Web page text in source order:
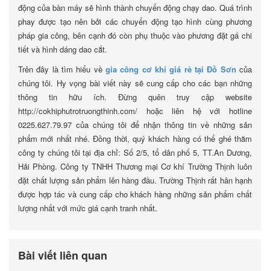
động của bàn máy sẽ hình thành chuyển động chạy dao. Quá trình
phay được tạo nên bởi các chuyển động tạo hình cùng phương
pháp gia công, bên cạnh đó còn phụ thuộc vào phương đặt gá chi
tiết và hình dáng dao cắt.
Trên đây là tìm hiểu về gia công cơ khí giá rẻ tại Đồ Sơn của
chúng tôi. Hy vọng bài viết này sẽ cung cấp cho các bạn những
thông tin hữu ích. Đừng quên truy cập website
http://cokhiphutrotruongthinh.com/ hoặc liên hệ với hotline
0225.627.79.97 của chúng tôi để nhận thông tin về những sản
phẩm mới nhất nhé. Đồng thời, quý khách hàng có thể ghé thăm
công ty chúng tôi tại địa chỉ: Số 2/5, tổ dân phố 5, TT.An Dương,
Hải Phòng. Công ty TNHH Thương mại Cơ khí Trường Thịnh luôn
đặt chất lượng sản phẩm lên hàng đầu. Trường Thịnh rất hân hạnh
được hợp tác và cung cấp cho khách hàng những sản phẩm chất
lượng nhất với mức giá cạnh tranh nhất.
Bài viết liên quan